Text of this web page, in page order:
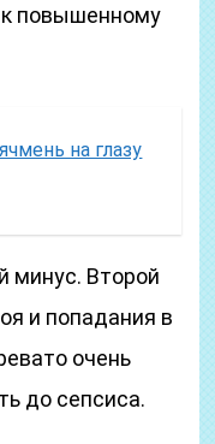
к повышенному
на глазу
минус. Второй
и попадания в
очень
до сепсиса.